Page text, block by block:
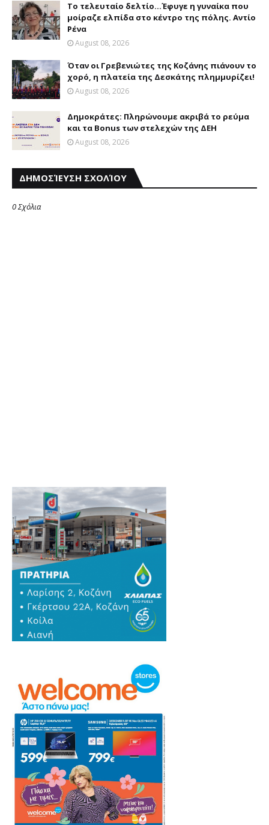
Το τελευταίο δελτίο...Έφυγε η γυναίκα που
μοίραζε ελπίδα στο κέντρο της πόλης. Αντίο
Ρένα
August 08, 2026
Όταν οι Γρεβενιώτες της Κοζάνης πιάνουν το
χορό, η πλατεία της Δεσκάτης πλημμυρίζει!
August 08, 2026
Δημοκράτες: Πληρώνουμε ακριβά το ρεύμα
και τα Bonus των στελεχών της ΔΕΗ
August 08, 2026
ΔΗΜΟΣΊΕΥΣΗ ΣΧΟΛΊΟΥ
0 Σχόλια